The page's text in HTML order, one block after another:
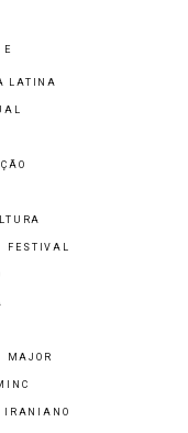
E
LATINA
FESTIVAL
MAJOR
IRANIANO